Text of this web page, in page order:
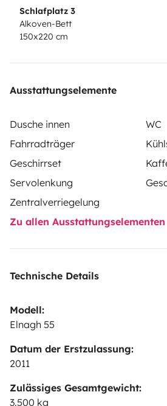
Schlafplatz 3
Alkoven-Bett
150x220 cm
Ausstattungselemente
Dusche innen
WC
Fahrradträger
Geschirrset
Servolenkung
Zentralverriegelung
Zu allen Ausstattungselementen
Technische Details
Modell:
Elnagh 55
Datum der Erstzulassung:
2011
Zulässiges Gesamtgewicht:
3.500 kg